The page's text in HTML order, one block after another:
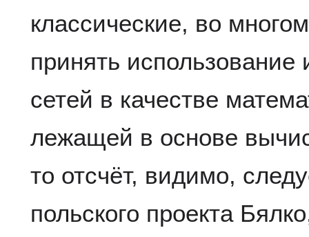
классические, во
принять
сетей в качестве
лежащей в основе
то отсчёт, видимо,
польского проекта